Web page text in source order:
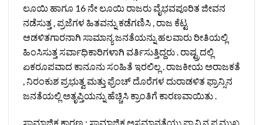
ಲೂಯಿ ಹಾಗೂ 16 ನೇ ಲೂಯಿ ರಾಜರು ವೈಭವಪೂರಿತ ಜೀವನ
ನಡೆಸುತ್ತ , ಪ್ರಜೆಗಳ ಹಿತವನ್ನು ಕಡೆಗಣಿಸಿ , ರಾಜ ಕೆಟ್ಟ
ಆಡಳಿತಗಾರನಾಗಿ ಸಾಮಾನ್ಯ ಜನತೆಯನ್ನು ಹಲವಾರು ರೀತಿಯಲ್ಲಿ
ಹಿಂಸಿಸುತ್ತ ಸರ್ವಾಧಿಕಾರಿಗಳಾಗಿ ವರ್ತಿಸುತ್ತಿದ್ದರು . ರಾಷ್ಟ್ರದಲ್ಲಿ
ಏಕರೂಪವಾದ ಕಾನೂನು ಸಂಹಿತೆ ಇರಲಿಲ್ಲ . ರಾಜಕೀಯ ಅರಾಜಕತೆ
, ನಿರಂಕುಶ ಪ್ರಭುತ್ವ ಮತ್ತು ಫ್ರೆಂಚ್ ದೊರೆಗಳ ದುರಾಡಳಿತ ಫ್ರಾನ್ಸಿನ
ಜನತೆಯಲ್ಲಿ ಅತೃಪ್ತಿಯನ್ನು ಹೆಚ್ಚಿಸಿ ಕ್ರಾಂತಿಗೆ ಕಾರಣವಾಯಿತು .
ಸಾಮಾಜಿಕ ಕಾರಣ : ಸಾಮಾಜಿಕ ಅಸಮಾನತೆಯು ಫ್ರಾನ್ಸಿನ ಪ್ರಮುಖ